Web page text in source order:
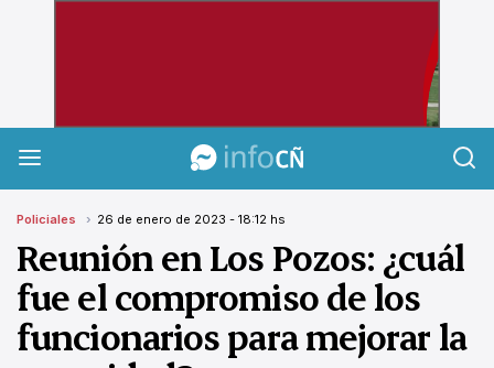
Policiales 26 de enero de 2023 - 18:12 hs
Reunión en Los Pozos: ¿cuál
fue el compromiso de los
funcionarios para mejorar la